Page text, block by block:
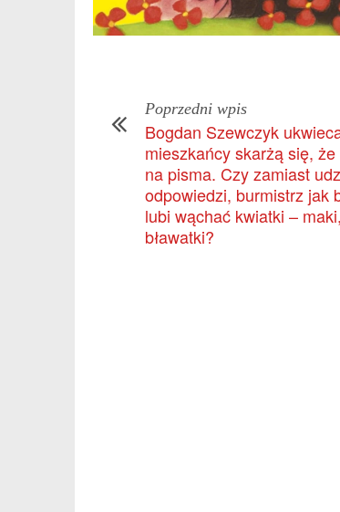
Poprzedni wpis
Bogdan Szewczyk
mieszkańcy skarżą się,
na pisma. Czy zamiast
odpowiedzi, burmistrz jak
lubi wąchać kwiatki –
bławatki?